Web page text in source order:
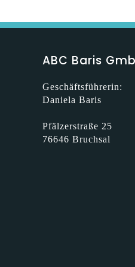
ABC Baris
Geschäftsführerin:
Daniela Baris
Pfälzerstraße 25
76646 Bruchsal